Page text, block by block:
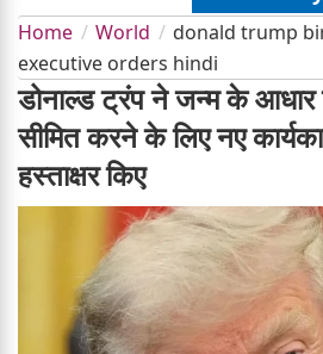
Home World
donald trump
executive orders hindi
डोनाल्ड ट्रंप ने जन्म के आधार
सीमित करने के लिए नए
हस्ताक्षर किए